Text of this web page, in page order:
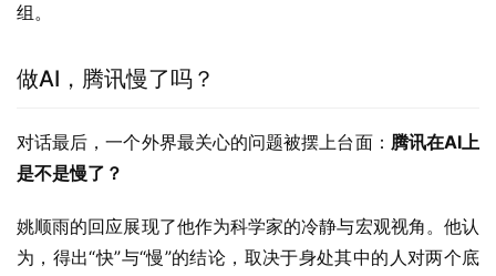
组。
做AI，腾讯慢了吗？
对话最后，一个外界最关心的问题被摆上台面： 腾讯在AI上
是不是慢了？
姚顺雨的回应展现了他作为科学家的冷静与宏观视角。他认
为，得出“快”与“慢”的结论，取决于身处其中的人对两个底